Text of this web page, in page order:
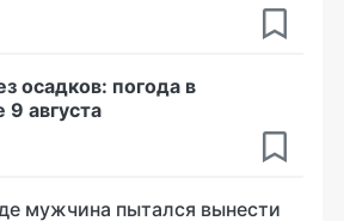
осадков: погода в
9 августа
мужчина пытался вынести